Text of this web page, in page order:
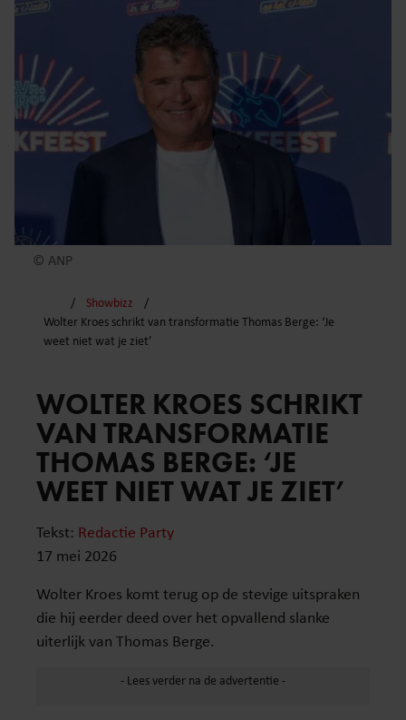
© ANP
Showbizz
Wolter Kroes schrikt van transformatie Thomas Berge: ‘Je
weet niet wat je ziet’
WOLTER KROES SCHRIKT
VAN TRANSFORMATIE
THOMAS BERGE: ‘JE
WEET NIET WAT JE ZIET’
Tekst: Redactie Party
17 mei 2026
Wolter Kroes komt terug op de stevige uitspraken
die hij eerder deed over het opvallend slanke
uiterlijk van Thomas Berge.